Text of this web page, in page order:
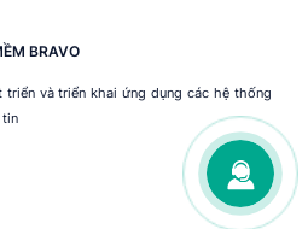
BRAVO
triển và triển khai ứng dụng các hệ thống
tin